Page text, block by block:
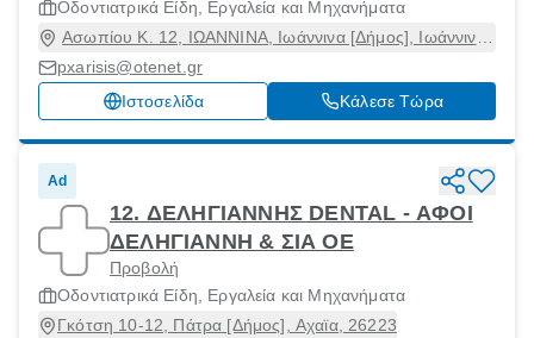
Οδοντιατρικά Είδη, Εργαλεία και Μηχανήματα
Ασωπίου Κ. 12, ΙΩΑΝΝΙΝΑ, Ιωάννινα [Δήμος], Ιωάννινα,
pxarisis@otenet.gr
Ιστοσελίδα
Κάλεσε Τώρα
Ad
12. ΔΕΛΗΓΙΑΝΝΗΣ DENTAL - ΑΦΟΙ
ΔΕΛΗΓΙΑΝΝΗ & ΣΙΑ ΟΕ
Προβολή
Οδοντιατρικά Είδη, Εργαλεία και Μηχανήματα
Γκότση 10-12, Πάτρα [Δήμος], Αχαϊα, 26223